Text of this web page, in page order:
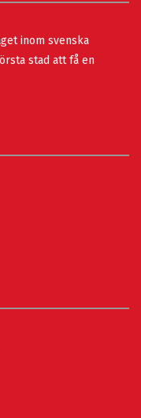
inom svenska
stad att få en